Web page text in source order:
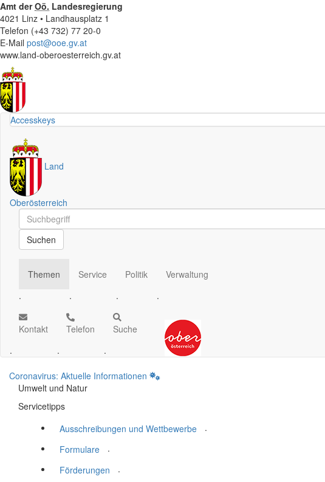
Amt derOö. Landesregierung
4021 Linz • Landhausplatz 1
Telefon (+43 732) 77 20-0
E-Mail post@ooe.gv.at
www.land-oberoesterreich.gv.at
Accesskeys
Land
Oberösterreich
Schnellsuche
Schnellsuche
Suchen
Themen
.
Service
.
Politik
.
Verwaltung
.
Kontakt
.
Telefon
.
Suche
.
Coronavirus: Aktuelle Informationen
Umwelt und Natur
Servicetipps
Ausschreibungen und Wettbewerbe
.
Formulare
.
Förderungen
.